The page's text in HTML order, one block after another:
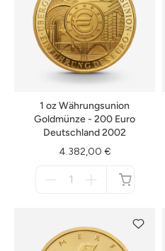
1 oz Währungsunion
Goldmünze - 200 Euro
Deutschland 2002
4.382,00 €